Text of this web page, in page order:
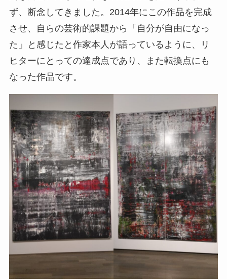
ず、断念してきました。2014年にこの作品を完成
させ、自らの芸術的課題から「自分が自由になっ
た」と感じたと作家本人が語っているように、リ
ヒターにとっての達成点であり、また転換点にも
なった作品です。